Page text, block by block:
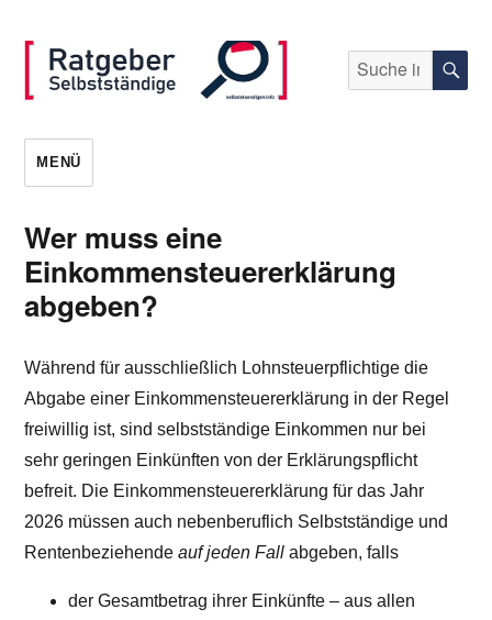
selbststaendigen.info
Suche
nach:
MENÜ
Wer muss eine
Einkommensteuererklärung
abgeben?
Während für ausschließlich Lohnsteuerpflichtige die
Abgabe einer Einkommensteuererklärung in der Regel
freiwillig ist, sind selbstständige Einkommen nur bei
sehr geringen Einkünften von der Erklärungspflicht
befreit. Die Einkommensteuererklärung für das Jahr
2026 müssen auch nebenberuflich Selbstständige und
Rentenbeziehendeauf jeden Fall abgeben, falls
der Gesamtbetrag ihrer Einkünfte – aus allen